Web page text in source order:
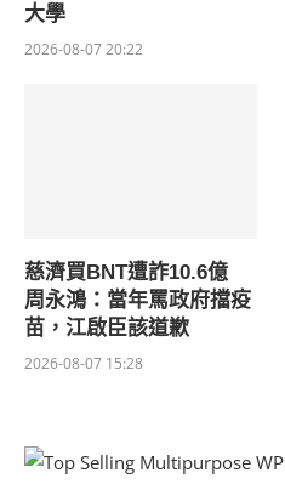
大學
2026-08-07 20:22
慈濟買BNT遭詐10.6億
周永鴻：當年罵政府擋疫
苗，江啟臣該道歉
2026-08-07 15:28